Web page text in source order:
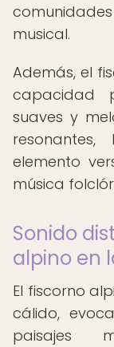
musical.
Además, el
capacidad
suaves y
elemento
música
Sonido
alpino en
El fiscorno
cálido,
paisajes